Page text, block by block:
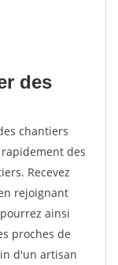
des
chantiers
des
Recevez
rejoignant
ainsi
proches de
d'un artisan